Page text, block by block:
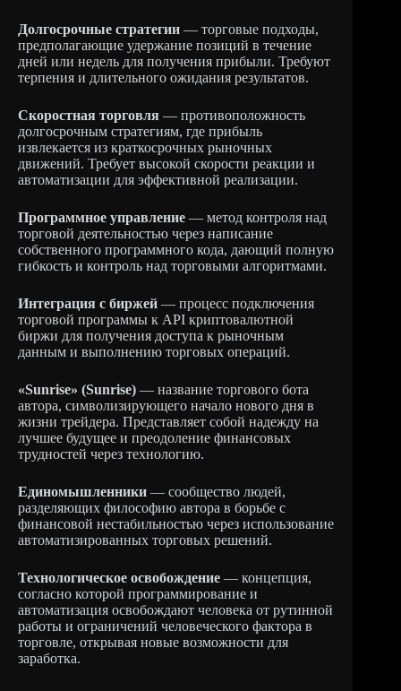
Долгосрочные стратегии — торговые подходы,
предполагающие удержание позиций в течение
дней или недель для получения прибыли. Требуют
терпения и длительного ожидания результатов.
Скоростная торговля — противоположность
долгосрочным стратегиям, где прибыль
извлекается из краткосрочных рыночных
движений. Требует высокой скорости реакции и
автоматизации для эффективной реализации.
Программное управление — метод контроля над
торговой деятельностью через написание
собственного программного кода, дающий полную
гибкость и контроль над торговыми алгоритмами.
Интеграция с биржей — процесс подключения
торговой программы к API криптовалютной
биржи для получения доступа к рыночным
данным и выполнению торговых операций.
«Sunrise» (Sunrise) — название торгового бота
автора, символизирующего начало нового дня в
жизни трейдера. Представляет собой надежду на
лучшее будущее и преодоление финансовых
трудностей через технологию.
Единомышленники — сообщество людей,
разделяющих философию автора в борьбе с
финансовой нестабильностью через использование
автоматизированных торговых решений.
Технологическое освобождение — концепция,
согласно которой программирование и
автоматизация освобождают человека от рутинной
работы и ограничений человеческого фактора в
торговле, открывая новые возможности для
заработка.